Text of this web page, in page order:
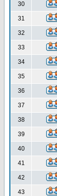
30
31
32
33
34
35
36
37
38
39
40
41
42
43